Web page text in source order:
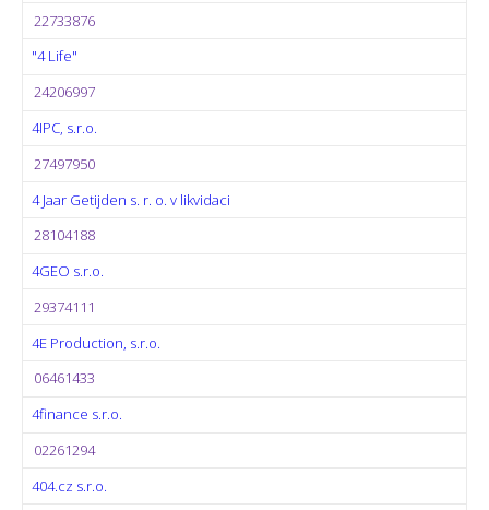
22733876
"4 Life"
24206997
4IPC, s.r.o.
27497950
4 Jaar Getijden s. r. o. v likvidaci
28104188
4GEO s.r.o.
29374111
4E Production, s.r.o.
06461433
4finance s.r.o.
02261294
404.cz s.r.o.